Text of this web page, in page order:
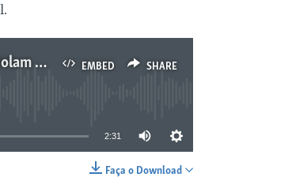
EMBED SHARE
Chimoio: Adultos violam menores movidos por rituais obscuros
2:31
Faça o Download